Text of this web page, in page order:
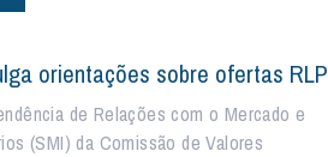
orientações sobre ofertas RLP
de Relações com o Mercado e
(SMI) da Comissão de Valores